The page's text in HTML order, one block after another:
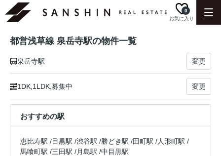
お気に入り
0
都営浅草線 泉岳寺駅の物件一覧
泉岳寺駅 変更
1DK,1LDK,募集中 変更
おすすめの駅
恵比寿駅 /目黒駅 /渋谷駅 /勝どき駅 /田町駅 /人形町駅 /
馬喰町駅 /三田駅 /月島駅 /中目黒駅